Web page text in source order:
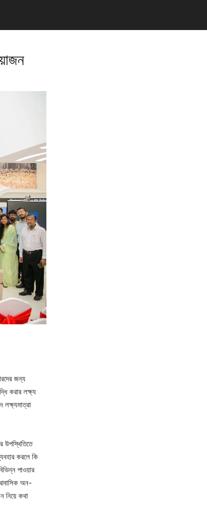
জন্য
করার লক্ষ্য
লক্ষ্যমাত্রা
উপস্থিতিতে
করলে কি
পাওয়ার
আবাসিক অন-
নিয়ে কথা